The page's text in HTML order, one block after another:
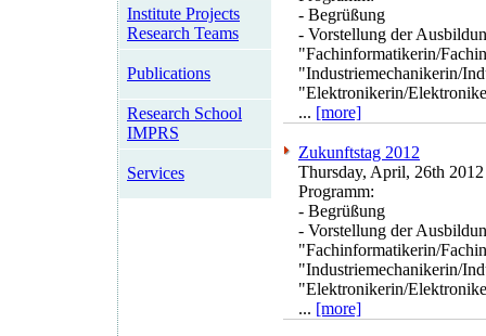
Institute Projects
Research Teams
Publications
Research School
IMPRS
Services
- Begrüßung
- Vorstellung der
"Fachinformatikerin/
"Industriemechanikerin/
"Elektronikerin/
... [more]
Zukunftstag 2012
Thursday, April, 26th 2012
Programm:
- Begrüßung
- Vorstellung der
"Fachinformatikerin/
"Industriemechanikerin/
"Elektronikerin/
... [more]